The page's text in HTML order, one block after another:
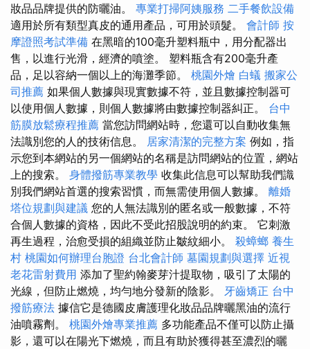
妝品品牌提供的防曬油。 專業打掃阿姨服務 二手餐飲設備
適用於所有類型真皮的通用產品，可用於頭髮。 會計師 按
摩證照考試準備 在黑暗的100毫升塑料瓶中，用分配器出
售，以進行光滑，經濟的噴塗。 塑料瓶含有200毫升產
品，足以容納一個以上的海灘季節。 桃園外燴 白蟻 搬家公
司推薦 如果個人數據與現實數據不符，並且數據控制器可
以使用個人數據，則個人數據將由數據控制器糾正。 台中
筋膜放鬆療程推薦 當您訪問網站時，您還可以自動收集無
法識別您的人的技術信息。 居家清潔的完整方案 例如，指
示您到本網站的另一個網站的名稱是訪問網站的位置，網站
上的搜索。 身體撥筋專業教學 收集此信息可以幫助我們識
別我們網站首選的搜索習慣，而無需使用個人數據。 離婚
塔位規劃與建議 您的人無法識別的匿名或一般數據，不符
合個人數據的資格，因此不受此招股說明的約束。 它刺激
再生過程，治愈受損的組織並防止皺紋細小。 殺蟑螂 養生
村 桃園如何辦理台胞證 台北會計師 墓園規劃與選擇 近視
老花雷射費用 添加了聖約翰麥芽汁提取物，吸引了太陽的
光線，但防止燃燒，均勻地分發新的陰影。 牙齒矯正 台中
撥筋療法 據信它是德國皮膚護理化妝品品牌曬黑油的流行
油噴霧劑。 桃園外燴專業推薦 多功能產品不僅可以防止攝
影，還可以在陽光下燃燒，而且有助於獲得甚至濃烈的曬